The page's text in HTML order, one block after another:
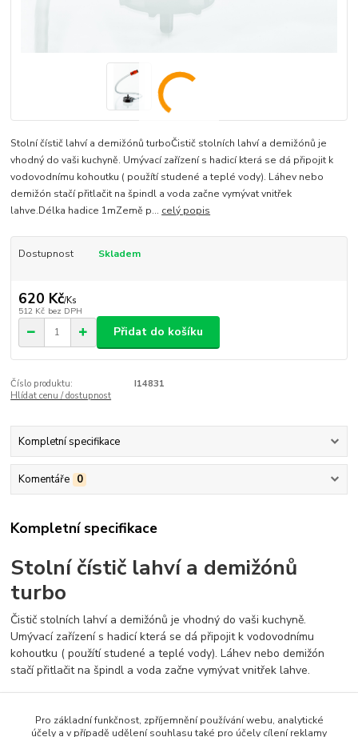
Stolní čístič lahví a demižónů turboČistič stolních lahví a demižónů je
vhodný do vaši kuchyně. Umývací zařízení s hadicí která se dá připojit k
vodovodnímu kohoutku ( použítí studené a teplé vody). Láhev nebo
demižón stačí přitlačit na špindl a voda začne vymývat vnitřek
lahve.Délka hadice 1mZemě p... celý popis
Dostupnost Skladem
620 Kč/Ks
512 Kč bez DPH
Přidat do košíku
Číslo produktu:
I14831
Hlídat cenu / dostupnost
Kompletní specifikace
Komentáře 0
Kompletní specifikace
Stolní čístič lahví a demižónů
turbo
Čistič stolních lahví a demižónů je vhodný do vaši kuchyně.
Umývací zařízení s hadicí která se dá připojit k vodovodnímu
kohoutku ( použítí studené a teplé vody). Láhev nebo demižón
stačí přitlačit na špindl a voda začne vymývat vnitřek lahve.
Země původu: IT
Pro základní funkčnost, zpříjemnění používání webu, analytické
účely a v případě udělení souhlasu také pro účely cílení reklamy